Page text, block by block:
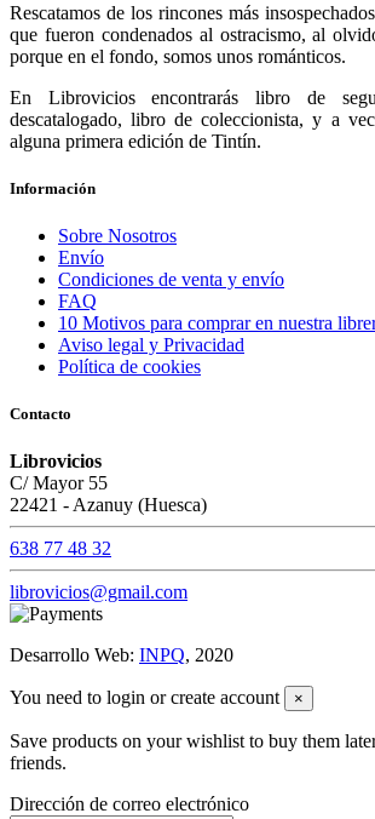
Rescatamos de los rincones más
que fueron condenados al ostracismo, al
porque en el fondo, somos unos románticos.
En Librovicios encontrarás libro de
descatalogado, libro de coleccionista, y a
alguna primera edición de Tintín.
Información
Sobre Nosotros
Envío
Condiciones de venta y envío
FAQ
10 Motivos para comprar en nuestra
Aviso legal y Privacidad
Política de cookies
Contacto
Librovicios
C/ Mayor 55
22421 - Azanuy (Huesca)
638 77 48 32
librovicios@gmail.com
Desarrollo Web: INPQ, 2020
You need to login or create account ×
Save products on your wishlist to buy them
friends.
Dirección de correo electrónico